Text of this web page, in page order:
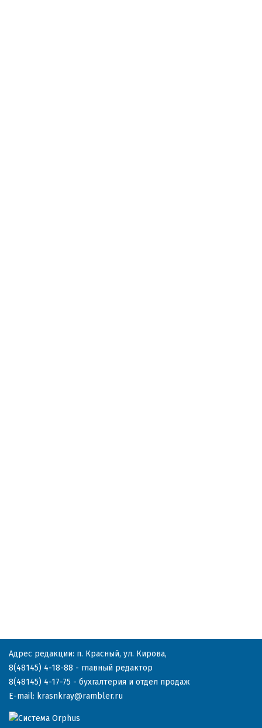
Адрес редакции: п. Красный, ул. Кирова,
8(48145) 4-18-88 - главный редактор
8(48145) 4-17-75 - бухгалтерия и отдел продаж
E-mail: krasnkray@rambler.ru